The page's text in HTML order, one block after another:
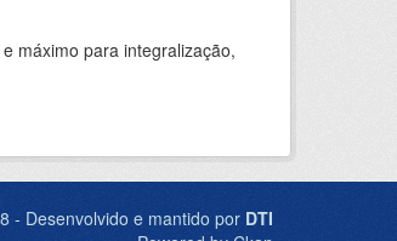
máximo para integralização,
- Desenvolvido e mantido por DTI